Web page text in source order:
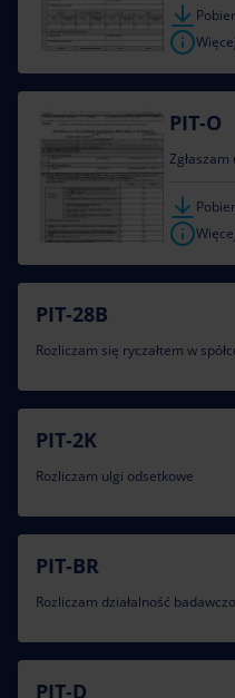
PIT-O
PIT-28B
Rozliczam się ryczałtem w
PIT-2K
Rozliczam ulgi odsetkowe
PIT-BR
Rozliczam działalność
PIT-D